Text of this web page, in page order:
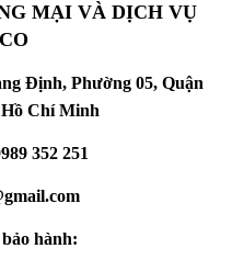
MẠI VÀ DỊCH VỤ
Định, Phường 05, Quận
Chí Minh
352 251
hành: